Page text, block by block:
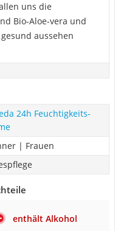
uns die
Bio-Aloe-vera und
aussehen
24h Feuchtigkeits-
| Frauen
enthält Alkohol